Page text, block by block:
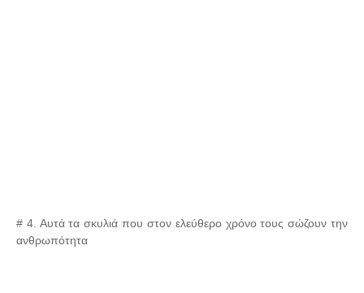
# 4. Αυτά τα σκυλιά που στον ελεύθερο χρόνο τους σώζουν την
ανθρωπότητα